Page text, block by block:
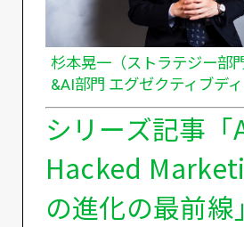
杉本晃一（ストラテジー部
&AI部門 エグゼクティブディ
シリーズ記事「
Hacked
の進化の最前線」